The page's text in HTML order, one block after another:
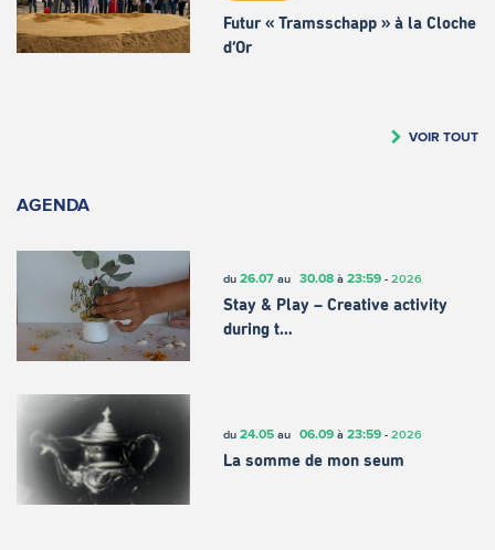
Futur « Tramsschapp » à la Cloche
d’Or
VOIR TOUT
AGENDA
du 26.07au 30.08à 23:59- 2026
Stay & Play – Creative activity
during t…
du 24.05au 06.09à 23:59- 2026
La somme de mon seum